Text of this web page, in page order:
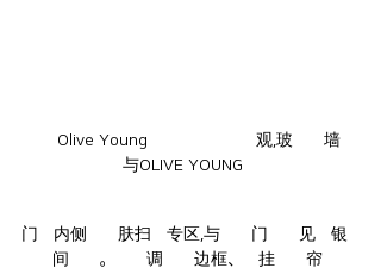
西面Olive Young釜山田浦站店外观,玻璃幕墙建
筑与OLIVE YOUNG招牌
门店内侧的皮肤扫描专区,与此前门店常见的银
色小间不同。金色调拱形边框、垂挂橙色帘子的